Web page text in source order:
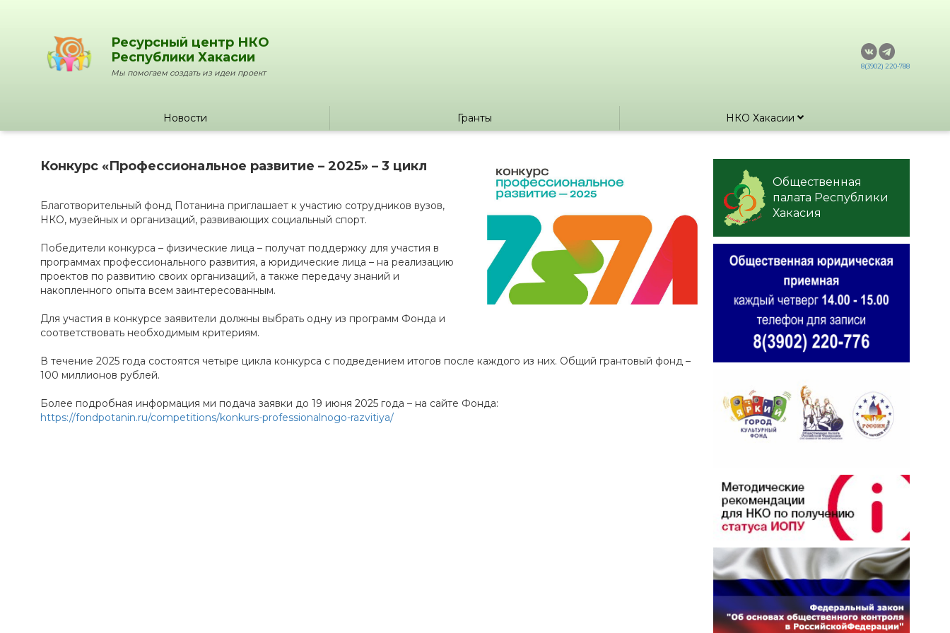
Ресурсный центр НКО
Республики Хакасии
Мы помогаем создать из идеи проект
8(3902) 220-788
Новости Гранты НКО Хакасии
Общественная
палата Республики
Хакасия
Конкурс «Профессиональное развитие – 2025» – 3 цикл
Благотворительный фонд Потанина приглашает к участию сотрудников вузов,
НКО, музейных и организаций, развивающих социальный спорт.
Победители конкурса – физические лица – получат поддержку для участия в
программах профессионального развития, а юридические лица – на реализацию
проектов по развитию своих организаций, а также передачу знаний и
накопленного опыта всем заинтересованным.
Для участия в конкурсе заявители должны выбрать одну из программ Фонда и
соответствовать необходимым критериям.
В течение 2025 года состоятся четыре цикла конкурса с подведением итогов после каждого из них. Общий грантовый фонд –
100 миллионов рублей.
Более подробная информация ми подача заявки до 19 июня 2025 года – на сайте Фонда:
https://fondpotanin.ru/competitions/konkurs-professionalnogo-razvitiya/